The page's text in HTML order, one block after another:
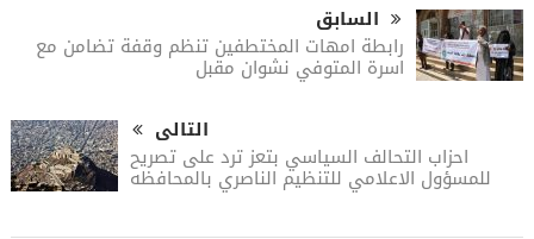
السابق
رابطة امهات المختطفين تنظم وقفة تضامن مع
اسرة المتوفي نشوان مقبل
التالى
احزاب التحالف السياسي بتعز ترد على تصريح
للمسؤول الاعلامي للتنظيم الناصري بالمحافظه